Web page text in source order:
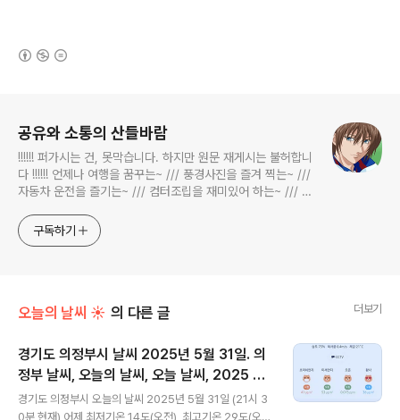
공유와 소통의 산들바람
!!!!!! 퍼가시는 건, 못막습니다. 하지만 원문 재게시는 불허합니
다 !!!!!! 언제나 여행을 꿈꾸는~ /// 풍경사진을 즐겨 찍는~ ///
자동차 운전을 즐기는~ /// 컴터조립을 재미있어 하는~ /// 고
식하는 미드가 있는~ /// 사회적 이슈에 발언하는~ 不老巨
구독하기
오늘의 날씨 ☀ 의 다른 글 더보기
경기도 의정부시 날씨 2025년 5월 31일. 의
정부 날씨, 오늘의 날씨, 오늘 날씨, 2025 05
31, 초미세먼지, 미세먼지, 황사, 자외선
경기도 의정부시 오늘의 날씨 2025년 5월 31일 (21시 3
0분 현재) 어제 최저기온 14도(오전), 최고기온 29도(오